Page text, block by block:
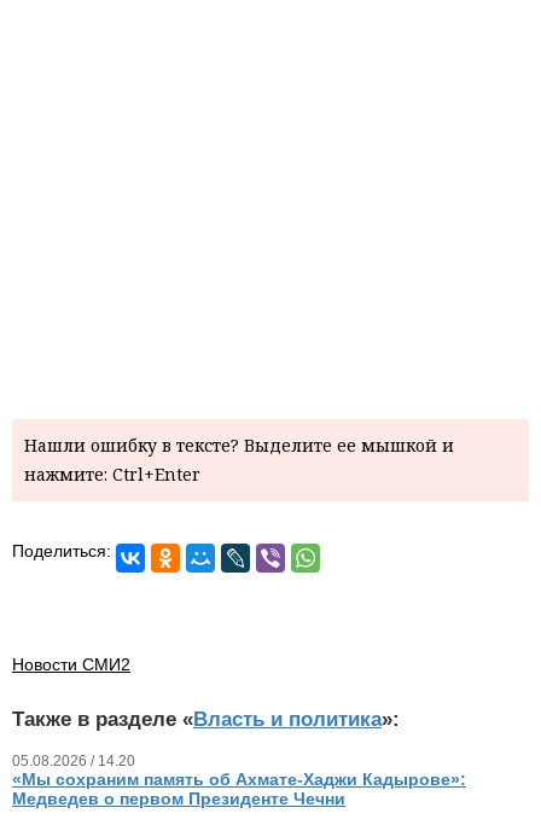
Нашли ошибку в тексте? Выделите ее мышкой и
нажмите: Ctrl+Enter
Поделиться:
Новости СМИ2
Также в разделе «Власть и политика»:
05.08.2026 / 14.20
«Мы сохраним память об Ахмате-Хаджи Кадырове»:
Медведев о первом Президенте Чечни